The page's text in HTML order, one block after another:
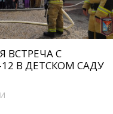
ВСТРЕЧА С
В ДЕТСКОМ САДУ